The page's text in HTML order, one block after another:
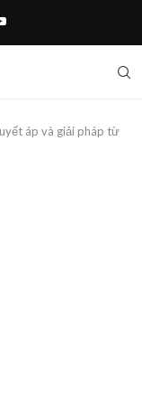
áp và giải pháp từ